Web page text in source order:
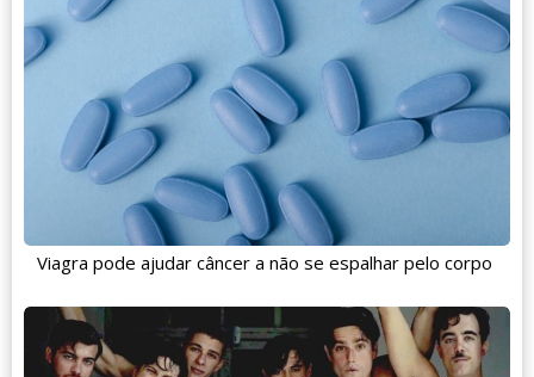
Viagra pode ajudar câncer a não se espalhar pelo corpo